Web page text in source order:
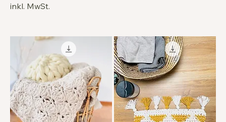
inkl. MwSt.